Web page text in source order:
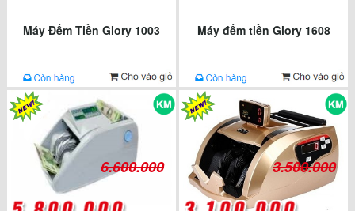
Máy Đếm Tiền Glory 1003 Máy đếm tiền Glory 1608
6.600.000 3.500.000